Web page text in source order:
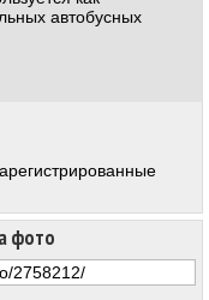
фото
автобусных